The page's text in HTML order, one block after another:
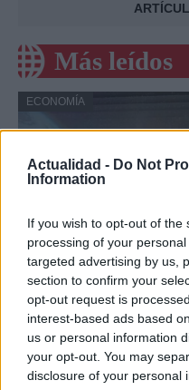
Actualidad - Do Not
Information
If you wish to opt-out of
processing of your
targeted advertising by us,
section to confirm your
opt-out request is
interest-based ads based
us or personal information
your opt-out. You may
disclosure of your personal
Más leídos
ECONOMÍA
Vidoser cierra una
millón de euros,
euros de ARR en